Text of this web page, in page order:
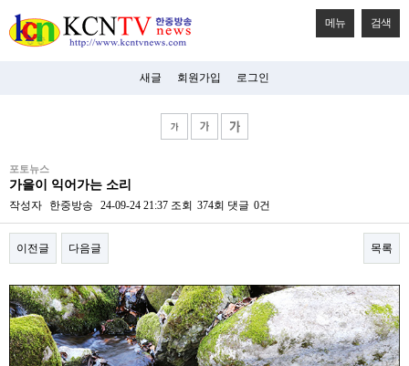
메뉴 검색
새글 회원가입 로그인
아
탑-
시
리
구
미
프
진
후
기
포토뉴스
가을이 익어가는 소리
작성자 한중방송 24-09-24 21:37 조회 374회 댓글 0건
이전글 다음글 목록
본문